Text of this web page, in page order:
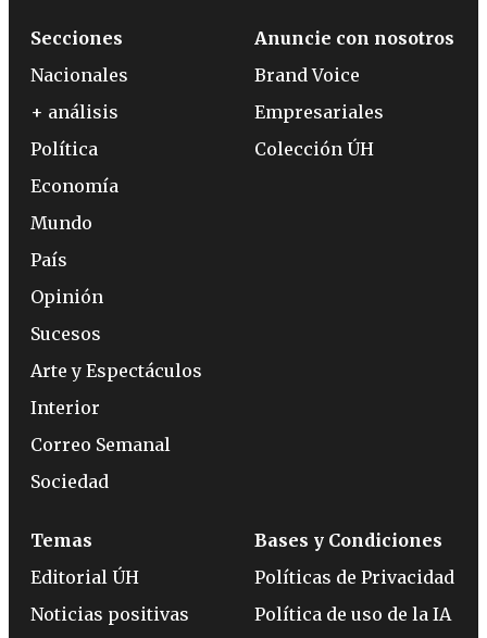
Secciones
Nacionales
+ análisis
Política
Economía
Mundo
País
Opinión
Sucesos
Arte y Espectáculos
Interior
Correo Semanal
Sociedad
Anuncie con nosotros
Brand Voice
Empresariales
Colección ÚH
Temas
Editorial ÚH
Noticias positivas
Bases y Condiciones
Políticas de Privacidad
Política de uso de la IA